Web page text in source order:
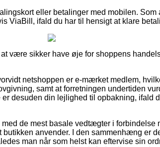
eller betalinger med mobilen. Som
ViaBill, ifald du har til hensigt at klare
være sikker have øje for shoppens
netshoppen er e-mærket medlem,
samt at forretningen undertiden
desuden din lejlighed til opbakning, ifald
de mest basale vedtægter i forbindelse
anvender. I den sammenhæng er
man når som helst kan eftervise sin